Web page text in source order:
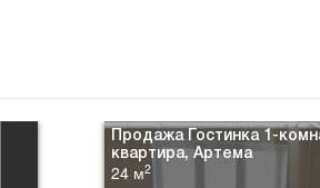
Продажа Гостинка 1-
квартира, Артема
24 м2